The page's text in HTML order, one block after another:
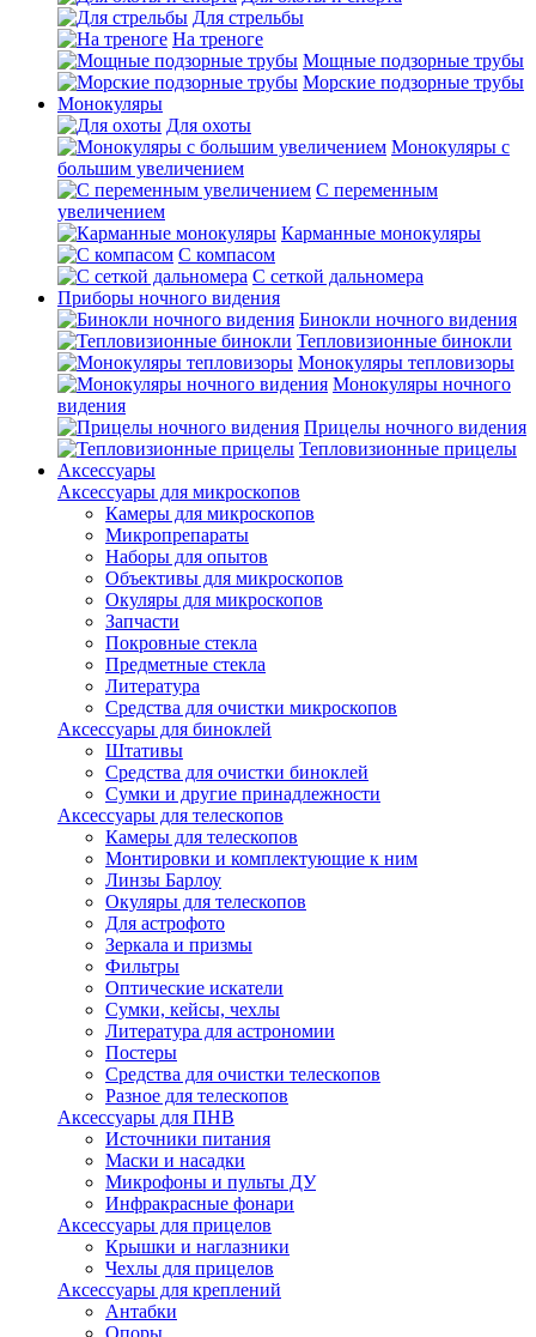
Для стрельбы
На треноге
Мощные подзорные трубы
Морские подзорные трубы
Монокуляры
Для охоты
Монокуляры с
большим увеличением
С переменным
увеличением
Карманные монокуляры
С компасом
С сеткой дальномера
Приборы ночного видения
Бинокли ночного видения
Тепловизионные бинокли
Монокуляры тепловизоры
Монокуляры ночного
видения
Прицелы ночного видения
Тепловизионные прицелы
Аксессуары
Аксессуары для микроскопов
Камеры для микроскопов
Микропрепараты
Наборы для опытов
Объективы для микроскопов
Окуляры для микроскопов
Запчасти
Покровные стекла
Предметные стекла
Литература
Средства для очистки микроскопов
Аксессуары для биноклей
Штативы
Средства для очистки биноклей
Сумки и другие принадлежности
Аксессуары для телескопов
Камеры для телескопов
Монтировки и комплектующие к ним
Линзы Барлоу
Окуляры для телескопов
Для астрофото
Зеркала и призмы
Фильтры
Оптические искатели
Сумки, кейсы, чехлы
Литература для астрономии
Постеры
Средства для очистки телескопов
Разное для телескопов
Аксессуары для ПНВ
Источники питания
Маски и насадки
Микрофоны и пульты ДУ
Инфракрасные фонари
Аксессуары для прицелов
Крышки и наглазники
Чехлы для прицелов
Аксессуары для креплений
Антабки
Опоры